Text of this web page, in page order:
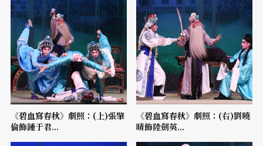
《碧血寫春秋》劇照：(上)張肇
倫飾鍾于君...
《碧血寫春秋》劇照：(右)劉曉
晴飾陸劍英...